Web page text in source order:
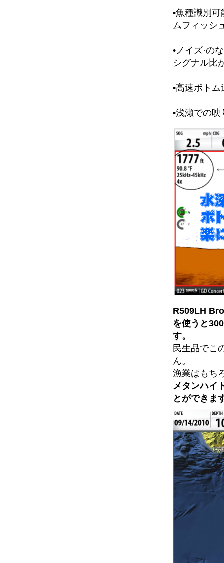
•魚種識別
ムフィッシ
•ノイズ·の
シグナル比
•高速ボト
•浅瀬での
R509LH
を使うと
す。
民生品でこ
ん。
漁業はもち
メタンハイ
とができま